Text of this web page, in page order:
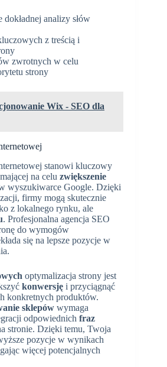
dokładnej analizy słów
z treścią i
zwrotnych w celu
strony
Wix - SEO dla
stanowi kluczowy
na celu zwiększenie
wyszukiwarce Google. Dzięki
firmy mogą skutecznie
z lokalnego rynku, ale
. Profesjonalna agencja SEO
do wymogów
się na lepsze pozycje w
optymalizacja strony jest
konwersję i przyciągnąć
konkretnych produktów.
sklepów wymaga
odpowiednich fraz
stronie. Dzięki temu, Twoja
pozycje w wynikach
więcej potencjalnych